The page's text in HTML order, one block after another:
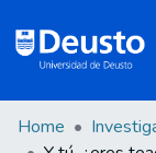
Home